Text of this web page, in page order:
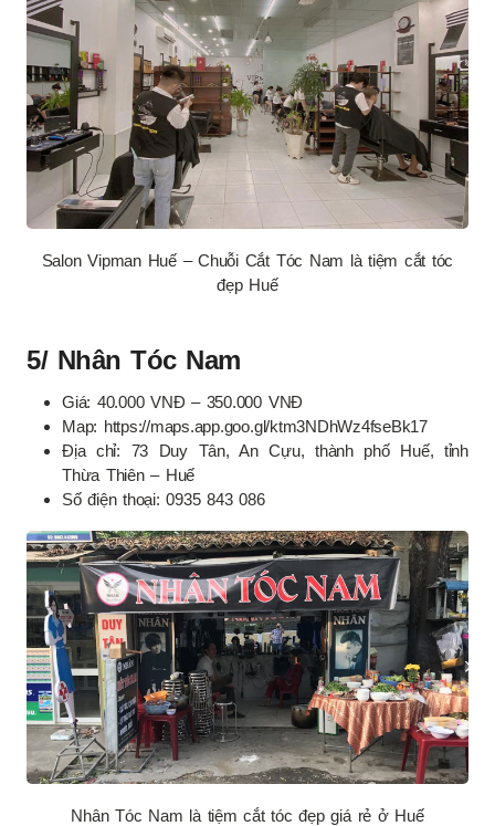
Salon Vipman Huế – Chuỗi Cắt Tóc Nam là tiệm cắt tóc
đẹp Huế
5/ Nhân Tóc Nam
Giá: 40.000 VNĐ – 350.000 VNĐ
Map: https://maps.app.goo.gl/ktm3NDhWz4fseBk17
Địa chỉ: 73 Duy Tân, An Cựu, thành phố Huế, tỉnh
Thừa Thiên – Huế
Số điện thoại: 0935 843 086
Nhân Tóc Nam là tiệm cắt tóc đẹp giá rẻ ở Huế